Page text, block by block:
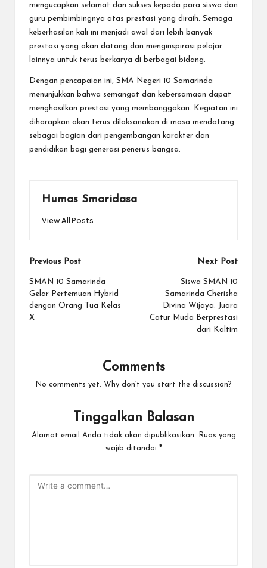
mengucapkan selamat dan sukses kepada para siswa dan
guru pembimbingnya atas prestasi yang diraih. Semoga
keberhasilan kali ini menjadi awal dari lebih banyak
prestasi yang akan datang dan menginspirasi pelajar
lainnya untuk terus berkarya di berbagai bidang.
Dengan pencapaian ini, SMA Negeri 10 Samarinda
menunjukkan bahwa semangat dan kebersamaan dapat
menghasilkan prestasi yang membanggakan. Kegiatan ini
diharapkan akan terus dilaksanakan di masa mendatang
sebagai bagian dari pengembangan karakter dan
pendidikan bagi generasi penerus bangsa.
Humas Smaridasa
View All Posts
Post
navigation
Previous Post
SMAN 10 Samarinda
Gelar Pertemuan Hybrid
dengan Orang Tua Kelas
X
Next Post
Siswa SMAN 10
Samarinda Cherisha
Divina Wijaya: Juara
Catur Muda Berprestasi
dari Kaltim
Comments
No comments yet. Why don’t you start the discussion?
Tinggalkan Balasan
Alamat email Anda tidak akan dipublikasikan.
Ruas yang
wajib ditandai *